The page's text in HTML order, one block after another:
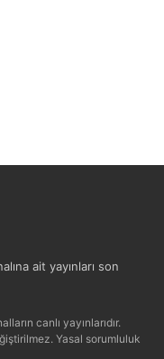
ait yayınları son
canlı yayınlarıdır.
Yasal sorumluluk